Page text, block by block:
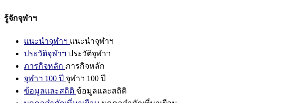
รู้จักจุฬาฯ
แนะนำจุฬาฯ แนะนำจุฬาฯ
ประวัติจุฬาฯ ประวัติจุฬาฯ
ภารกิจหลัก ภารกิจหลัก
จุฬาฯ 100 ปี จุฬาฯ 100 ปี
ข้อมูลและสถิติ ข้อมูลและสถิติ